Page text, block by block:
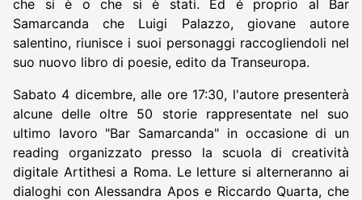
che si è o che si è stati. Ed é proprio al Bar
Samarcanda che Luigi Palazzo, giovane autore
salentino, riunisce i suoi personaggi raccogliendoli nel
suo nuovo libro di poesie, edito da Transeuropa.
Sabato 4 dicembre, alle ore 17:30, l'autore presenterà
alcune delle oltre 50 storie rappresentate nel suo
ultimo lavoro "Bar Samarcanda" in occasione di un
reading organizzato presso la scuola di creatività
digitale Artithesi a Roma. Le letture si alterneranno ai
dialoghi con Alessandra Apos e Riccardo Quarta, che